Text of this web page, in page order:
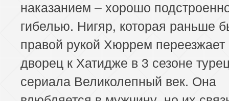
наказанием – хорошо
гибелью. Нигяр, которая раньше
правой рукой Хюррем переезжает
дворец к Хатидже в 3 сезоне
сериала Великолепный век. Она